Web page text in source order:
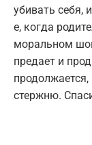
убивать себя,
е, когда
моральном
предает и
стержню.